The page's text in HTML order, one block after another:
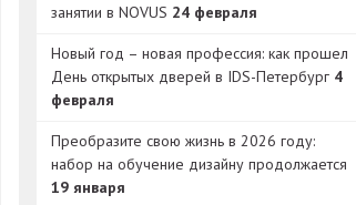
занятии в NOVUS 24 февраля
Новый год – новая профессия: как прошел
День открытых дверей в IDS-Петербург 4
февраля
Преобразите свою жизнь в 2026 году:
набор на обучение дизайну продолжается
19 января